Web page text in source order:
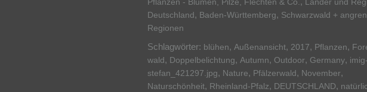
Pflanzen - Blumen, Pilze, Flechten & Co. Länder und
Deutschland, Baden-Württemberg, Schwarzwald +
Regionen
Schlagwörter: blühen, Außenansicht, 2017, Pflanzen,
wald, Doppelbelichtung, Autumn, Outdoor, Germany, imig-
stefan_421297.jpg, Nature, Pfälzerwald, November,
Naturschönheit, Rheinland-Pfalz, DEUTSCHLAND,